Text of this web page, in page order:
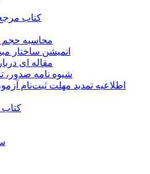
کتاب
محاسبه حجم
انمیشن ساختار
مقاله ای
شیوه نامه صدور،
اطلاعیه تمدید مهلت ثبت‌نام